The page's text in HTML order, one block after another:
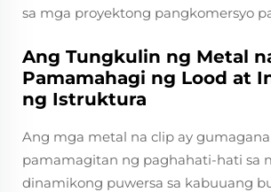
sa mga proyektong pangkomersyo
Ang Tungkulin ng Metal
Pamamahagi ng Lood at
ng Istruktura
Ang mga metal na clip ay gumagana
pamamagitan ng paghahati-hati sa
dinamikong puwersa sa kabuuang